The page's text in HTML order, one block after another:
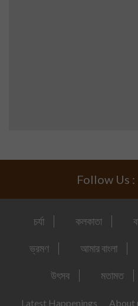
Follow Us :
চর্যা কলকাতা
ভ্রমণ আমার বাংলা
উৎসব মতামত
Latest Happenings About